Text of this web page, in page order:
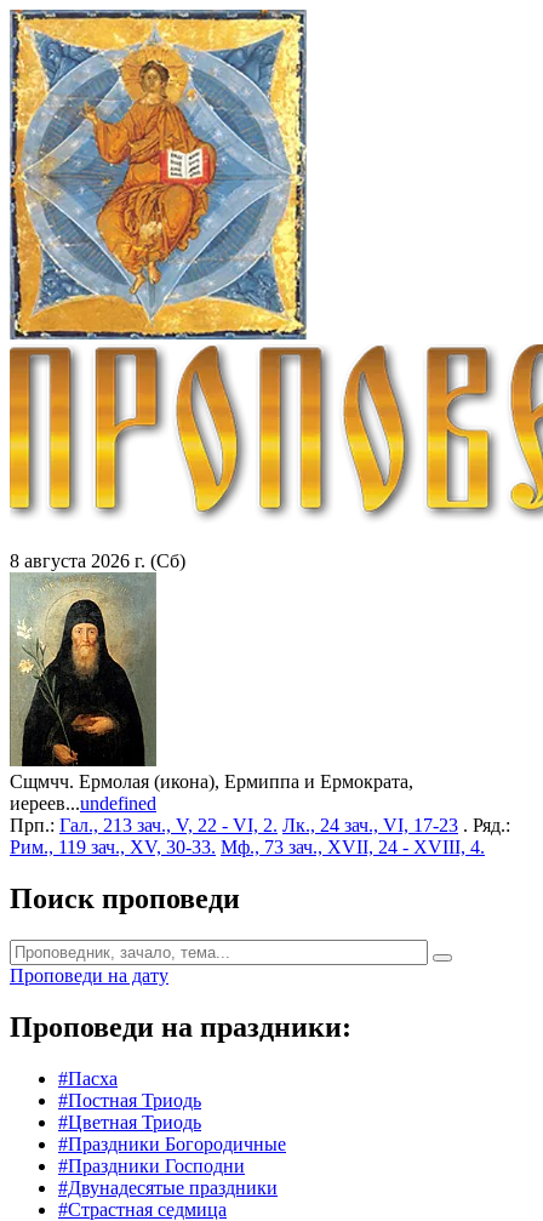
8 августа 2026 г. (Сб)
Сщмчч. Ермолая (икона), Ермиппа и Ермократа,
иереев...undefined
Прп.: Гал., 213 зач., V, 22 - VI, 2. Лк., 24 зач., VI, 17-23 . Ряд.:
Рим., 119 зач., XV, 30-33. Мф., 73 зач., XVII, 24 - XVIII, 4.
Поиск проповеди
Проповеди на дату
Проповеди на праздники:
#Пасха
#Постная Триодь
#Цветная Триодь
#Праздники Богородичные
#Праздники Господни
#Двунадесятые праздники
#Страстная седмица